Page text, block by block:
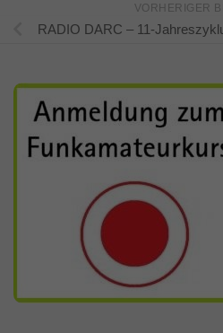
VORHERIGER
RADIO DARC – 11-